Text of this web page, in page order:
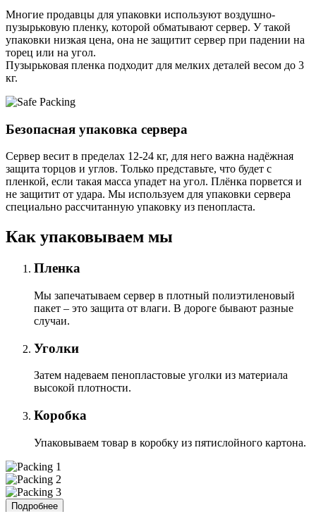
Многие продавцы для упаковки используют воздушно-
пузырьковую пленку, которой обматывают сервер. У такой
упаковки низкая цена, она не защитит сервер при падении на
торец или на угол.
Пузырьковая пленка подходит для мелких деталей весом до 3
кг.
Безопасная упаковка сервера
Сервер весит в пределах 12-24 кг, для него важна надёжная
защита торцов и углов. Только представьте, что будет с
пленкой, если такая масса упадет на угол. Плёнка порвется и
не защитит от удара. Мы используем для упаковки сервера
специально расcчитанную упаковку из пенопласта.
Как упаковываем мы
Пленка
Мы запечатываем сервер в плотный полиэтиленовый
пакет – это защита от влаги. В дороге бывают разные
случаи.
Уголки
Затем надеваем пенопластовые уголки из материала
высокой плотности.
Коробка
Упаковываем товар в коробку из пятислойного картона.
Подробнее